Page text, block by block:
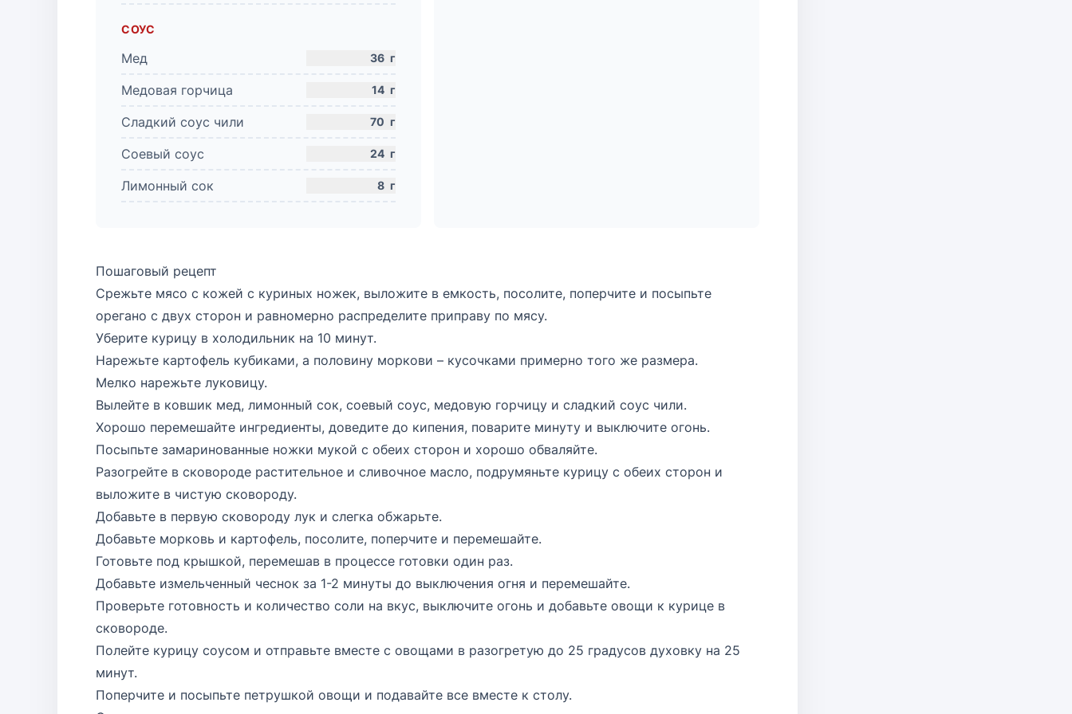
СОУС
Мед 36 г
Медовая горчица 14 г
Сладкий соус чили 70 г
Соевый соус 24 г
Лимонный сок 8 г
Пошаговый рецепт
Срежьте мясо с кожей с куриных ножек, выложите в емкость, посолите, поперчите и посыпьте
орегано с двух сторон и равномерно распределите приправу по мясу.
Уберите курицу в холодильник на 10 минут.
Нарежьте картофель кубиками, а половину моркови – кусочками примерно того же размера.
Мелко нарежьте луковицу.
Вылейте в ковшик мед, лимонный сок, соевый соус, медовую горчицу и сладкий соус чили.
Хорошо перемешайте ингредиенты, доведите до кипения, поварите минуту и выключите огонь.
Посыпьте замаринованные ножки мукой с обеих сторон и хорошо обваляйте.
Разогрейте в сковороде растительное и сливочное масло, подрумяньте курицу с обеих сторон и
выложите в чистую сковороду.
Добавьте в первую сковороду лук и слегка обжарьте.
Добавьте морковь и картофель, посолите, поперчите и перемешайте.
Готовьте под крышкой, перемешав в процессе готовки один раз.
Добавьте измельченный чеснок за 1-2 минуты до выключения огня и перемешайте.
Проверьте готовность и количество соли на вкус, выключите огонь и добавьте овощи к курице в
сковороде.
Полейте курицу соусом и отправьте вместе с овощами в разогретую до 25 градусов духовку на 25
минут.
Поперчите и посыпьте петрушкой овощи и подавайте все вместе к столу.